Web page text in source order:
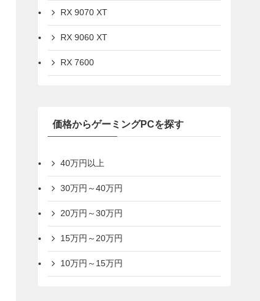
RX 9070 XT
RX 9060 XT
RX 7600
価格からゲーミングPCを探す
40万円以上
30万円～40万円
20万円～30万円
15万円～20万円
10万円～15万円